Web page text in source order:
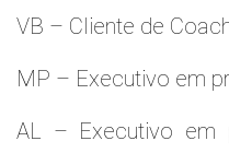
VB – Cliente de
MP – Executivo em
AL – Executivo em